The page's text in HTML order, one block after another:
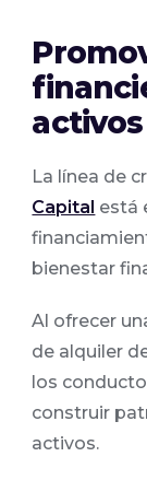
activos
La línea de
Capital está
bienestar
Al ofrecer
de alquiler
los
construir
activos.